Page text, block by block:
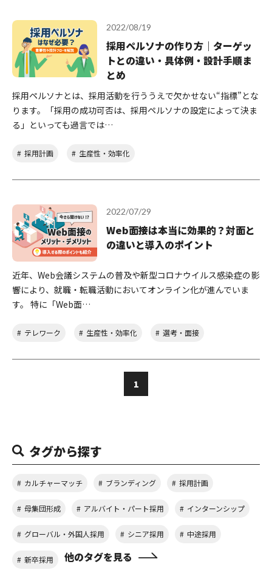
2022/08/19
採用ペルソナの作り方｜ターゲッ
トとの違い・具体例・設計手順ま
とめ
採用ペルソナとは、採用活動を行ううえで欠かせない“指標”とな
ります。「採用の成功可否は、採用ペルソナの設定によって決ま
る」といっても過言では…
採用計画 生産性・効率化
2022/07/29
Web面接は本当に効果的？対面と
の違いと導入のポイント
近年、Web会議システムの普及や新型コロナウイルス感染症の影
響により、就職・転職活動においてオンライン化が進んでいま
す。 特に「Web面…
テレワーク 生産性・効率化 選考・面接
1
タグから探す
カルチャーマッチ ブランディング 採用計画
母集団形成 アルバイト・パート採用 インターンシップ
グローバル・外国人採用 シニア採用 中途採用
新卒採用 他のタグを見る